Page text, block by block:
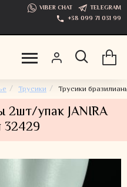
VIBER CHAT
TELEGRAM
+38 099 71 031 99
Трусики Трусики
2шт/упак JANIRA